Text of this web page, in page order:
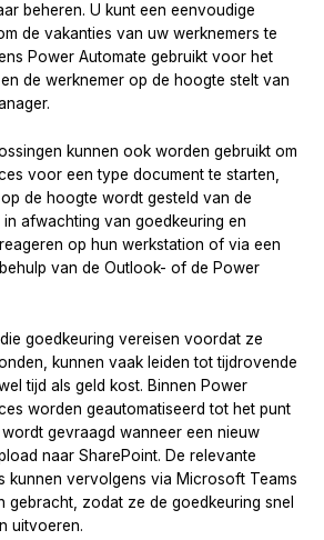
beheren. U kunt een eenvoudige
de vakanties van uw werknemers te
Power Automate gebruikt voor het
de werknemer op de hoogte stelt van
kunnen ook worden gebruikt om
voor een type document te starten,
de hoogte wordt gesteld van de
afwachting van goedkeuring en
op hun werkstation of via een
van de Outlook- of de Power
goedkeuring vereisen voordat ze
kunnen vaak leiden tot tijdrovende
tijd als geld kost. Binnen Power
worden geautomatiseerd tot het punt
gevraagd wanneer een nieuw
naar SharePoint. De relevante
kunnen vervolgens via Microsoft Teams
gebracht, zodat ze de goedkeuring snel
uitvoeren.